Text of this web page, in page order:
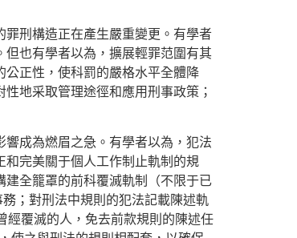
刑構造正在產生嚴重變更。有學者
也有學者以為，擴展輕罪范圍有其
正性，使科罰的嚴格水平全體降
地采取管理途徑和應用刑事政策；
成為燃眉之急。有學者以為，犯法
完美關于個人工作制止軌制的規
全籠罩的前科覆滅軌制（不限于已
；對刑法中規則的犯法記載陳述軌
經覆滅的人，免去前款規則的陳述任